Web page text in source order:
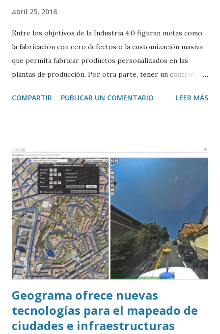
abril 25, 2018
Entre los objetivos de la Industria 4.0 figuran metas como
la fabricación con cero defectos o la customización masiva
que permita fabricar productos personalizados en las
plantas de producción. Por otra parte, tener un control de
más importante. Tecnologías como el blockchain e incluso
COMPARTIR PUBLICAR UN COMENTARIO LEER MÁS
Geograma ofrece nuevas
tecnologías para el mapeado de
ciudades e infraestructuras